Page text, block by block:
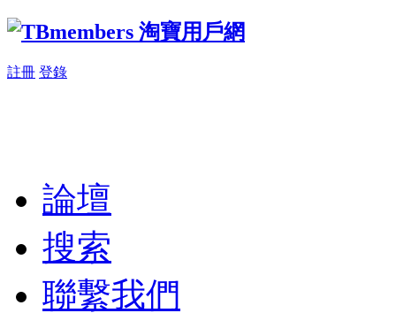
註冊 登錄
論壇
搜索
聯繫我們